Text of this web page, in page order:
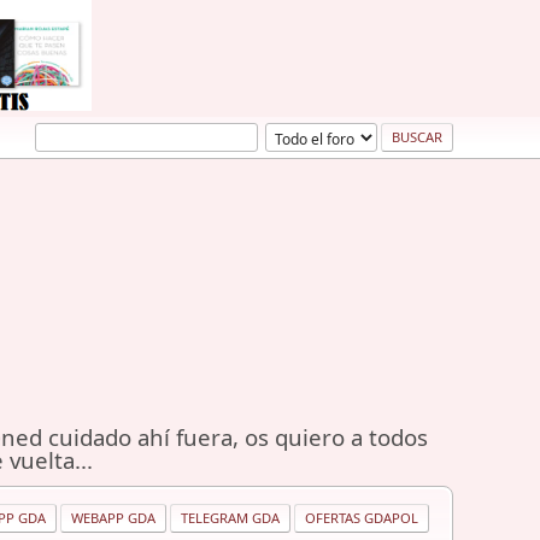
cuidado ahí fuera, os quiero a todos
vuelta...
GDA WEBAPP GDA TELEGRAM GDA OFERTAS GDAPOL